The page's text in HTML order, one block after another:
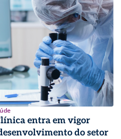
entra em vigor
do setor